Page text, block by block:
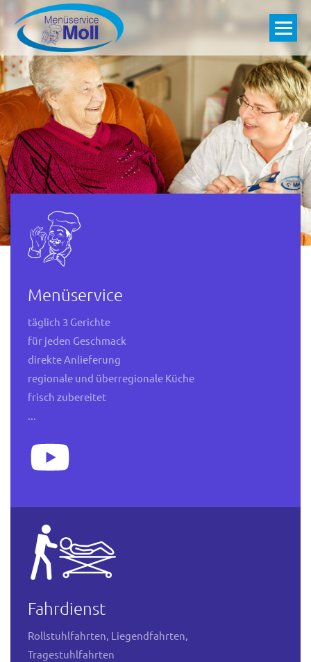
Menüservice
täglich 3 Gerichte
für jeden Geschmack
direkte Anlieferung
regionale und überregionale Küche
frisch zubereitet
...
Fahrdienst
Rollstuhlfahrten, Liegendfahrten,
Tragestuhlfahrten